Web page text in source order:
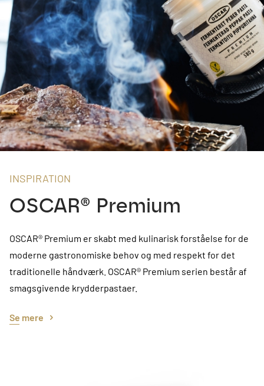
INSPIRATION
OSCAR® Premium
OSCAR® Premium er skabt med kulinarisk forståelse for de
moderne gastronomiske behov og med respekt for det
traditionelle håndværk. OSCAR® Premium serien består af
smagsgivende krydderpastaer.
Se mere